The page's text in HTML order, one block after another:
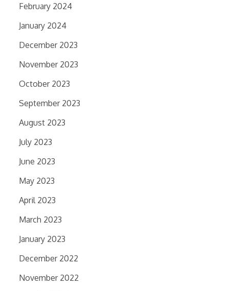
February 2024
January 2024
December 2023
November 2023
October 2023
September 2023
August 2023
July 2023
June 2023
May 2023
April 2023
March 2023
January 2023
December 2022
November 2022